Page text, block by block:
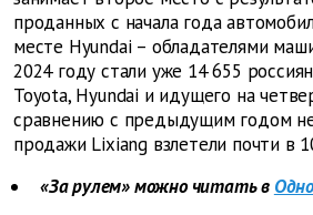
проданных с начала года
месте Hyundai – обладателями
2024 году стали уже 14 655
Toyota, Hyundai и идущего на
сравнению с предыдущим годом
продажи Lixiang взлетели почти в
«За рулем» можно читать в